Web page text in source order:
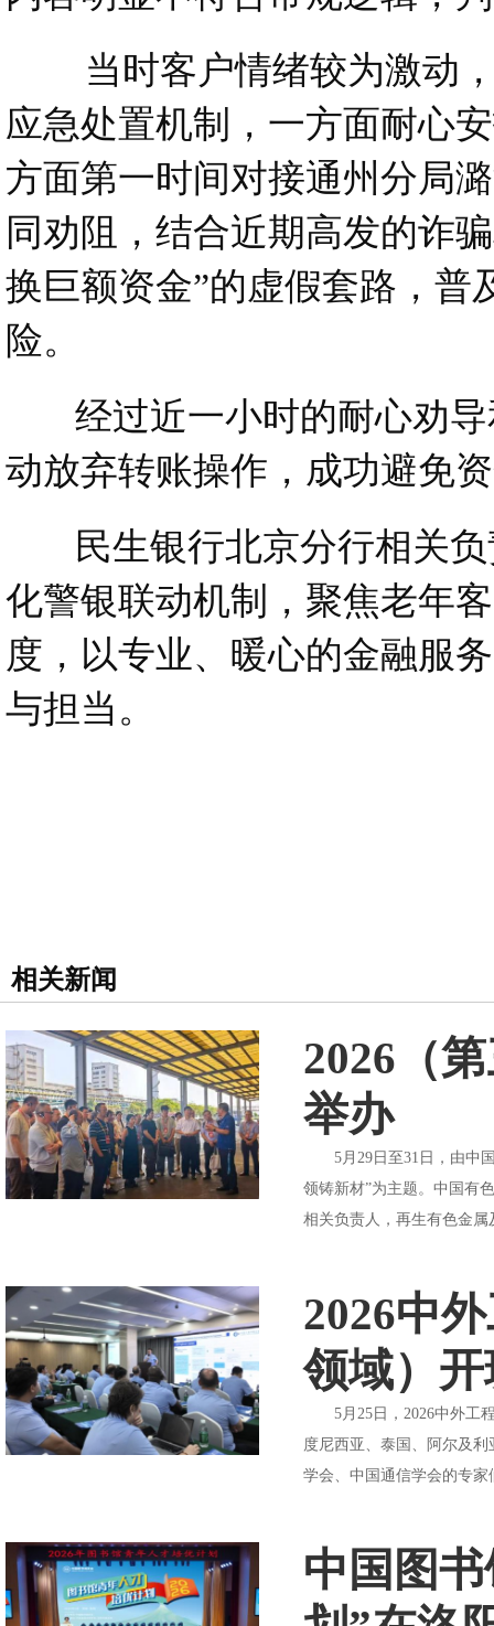
当时客户情绪较为激动，
应急处置机制，一方面耐心
方面第一时间对接通州分局
同劝阻，结合近期高发的诈
换巨额资金”的虚假套路，普
险。
经过近一小时的耐心劝导
动放弃转账操作，成功避免
民生银行北京分行相关负
化警银联动机制，聚焦老年
度，以专业、暖心的金融服
与担当。
相关新闻
2026（
举办
5月29日至31日，由中国
领铸新材”为主题。中国有
相关负责人，再生有色金
2026中
领域）
5月25日，2026中外工程
度尼西亚、泰国、阿尔及
学会、中国通信学会的专
中国图